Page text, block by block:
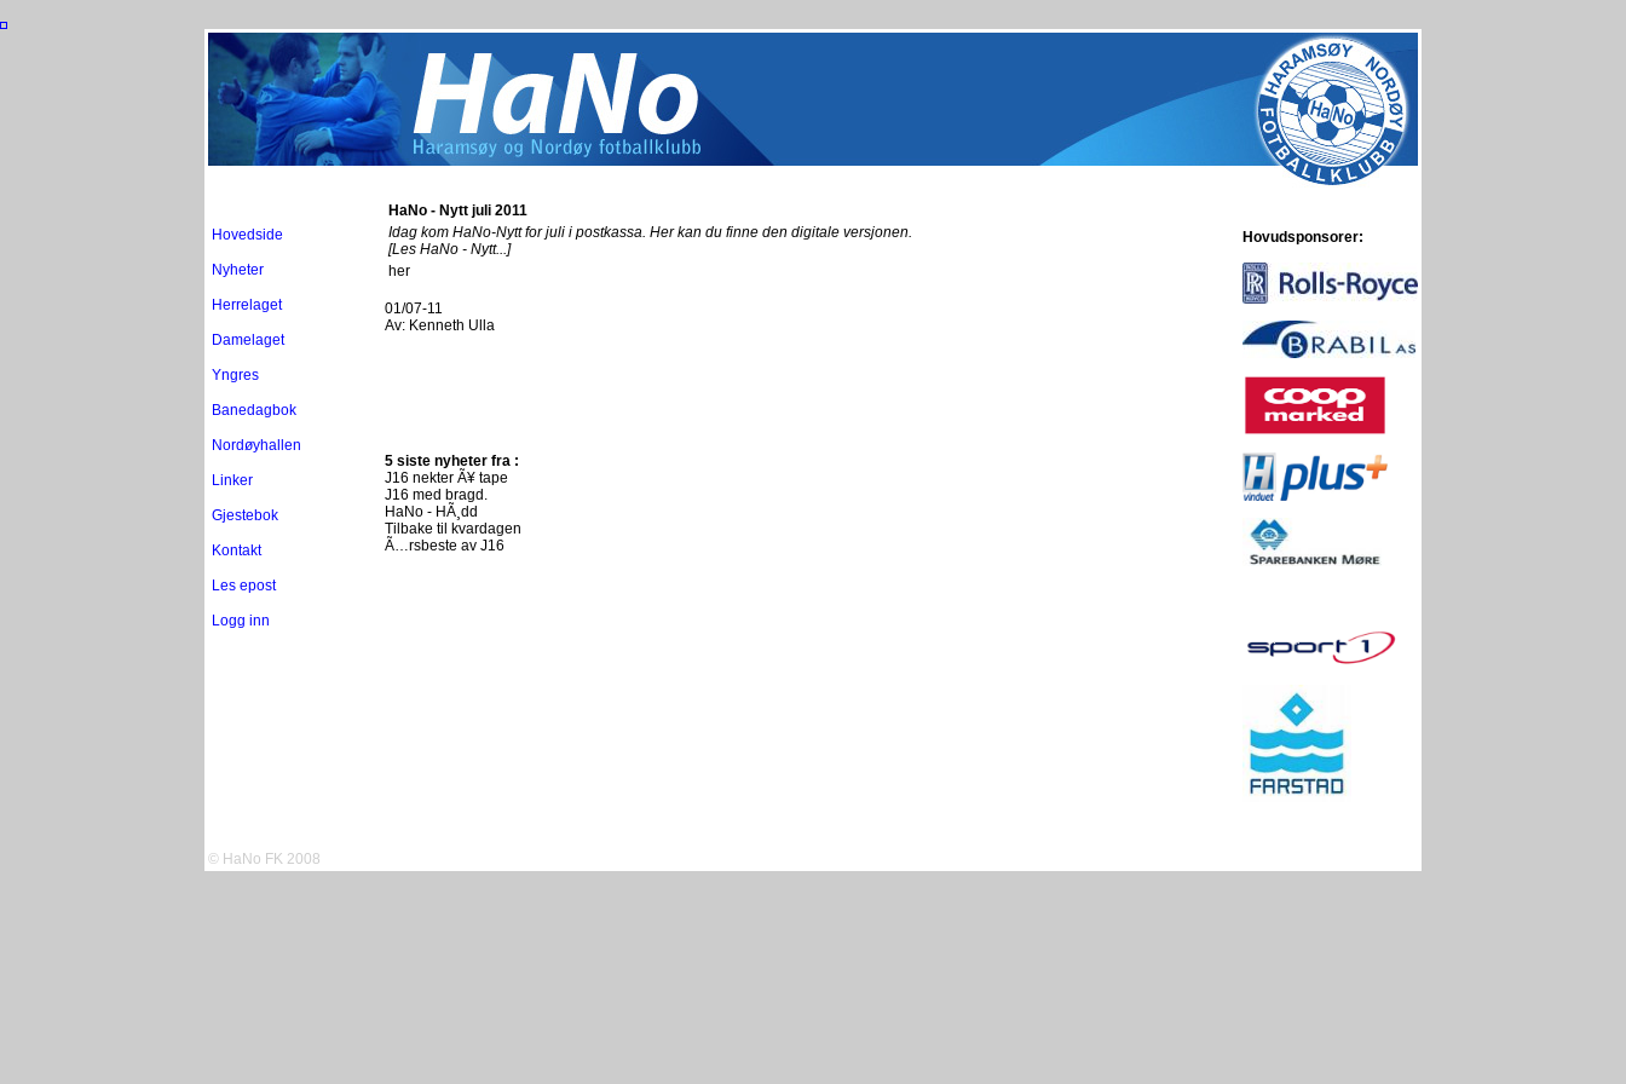
Hovedside
Nyheter
Herrelaget
Damelaget
Yngres
Banedagbok
Nordøyhallen
Linker
Gjestebok
Kontakt
Les epost
Logg inn
HaNo - Nytt juli 2011
Idag kom HaNo-Nytt for juli i postkassa. Her kan du finne den digitale versjonen.
[Les HaNo - Nytt...]
her
01/07-11
Av: Kenneth Ulla
5 siste nyheter fra :
J16 nekter Ã¥ tape
J16 med bragd.
HaNo - HÃ¸dd
Tilbake til kvardagen
Ã…rsbeste av J16
Hovudsponsorer:
© HaNo FK 2008